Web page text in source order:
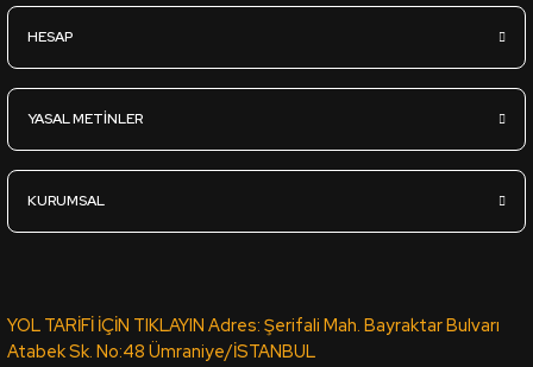
932,85TL
SML-068 BEYAZ MAT LAK PANEL PVC ROMA KENAR BANDI
658,48TL
HESAP
YASAL METİNLER
KURUMSAL
YOL TARİFİ İÇİN TIKLAYIN Adres: Şerifali Mah. Bayraktar Bulvarı
Atabek Sk. No:48 Ümraniye/İSTANBUL